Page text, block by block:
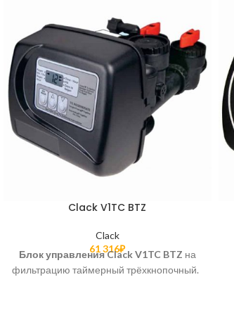
Clack V1TC BTZ
Clack
61 316₽
Блок управления Clack V1TC BTZ на
фильтрацию таймерный трёхкнопочный.